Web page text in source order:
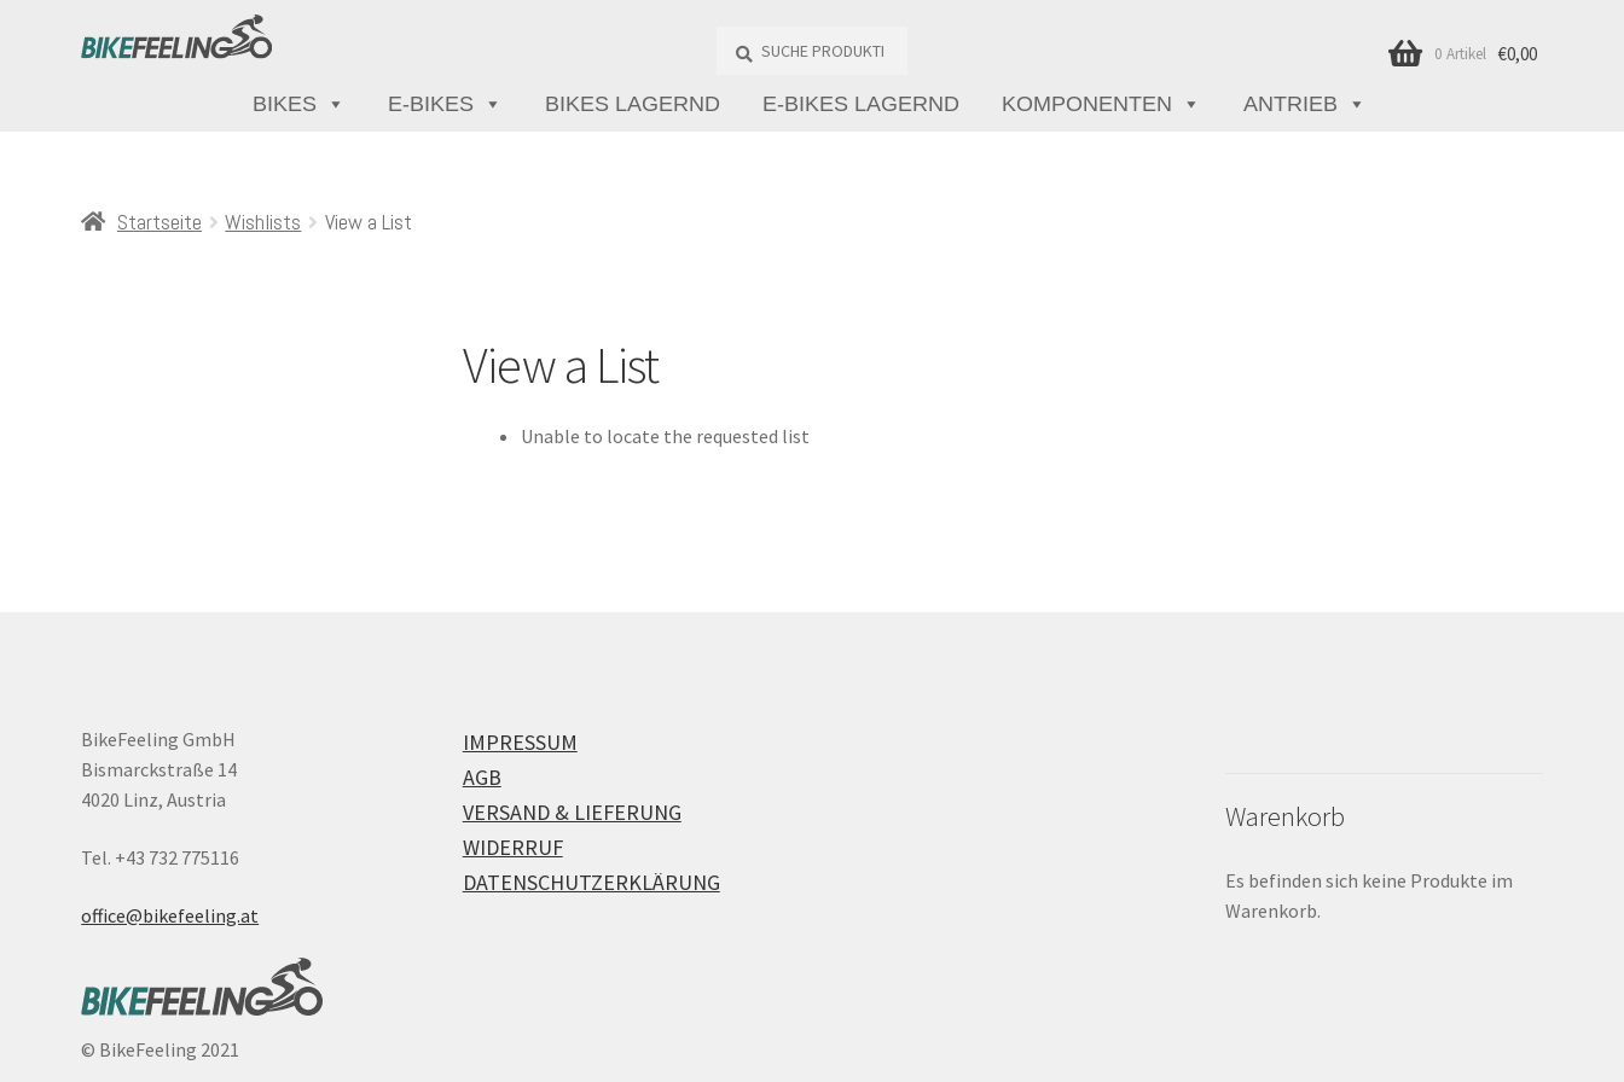
Produkte
€0,00
0 Artikel
BIKES E-BIKES BIKES LAGERND E-BIKES LAGERND KOMPONENTEN ANTRIEB
Startseite Wishlists View a List
View a List
Unable to locate the requested list
BikeFeeling GmbH
Bismarckstraße 14
4020 Linz, Austria
Tel. +43 732 775116
office@bikefeeling.at
© BikeFeeling 2021
IMPRESSUM
AGB
VERSAND & LIEFERUNG
WIDERRUF
DATENSCHUTZERKLÄRUNG
Warenkorb
Es befinden sich keine Produkte im
Warenkorb.